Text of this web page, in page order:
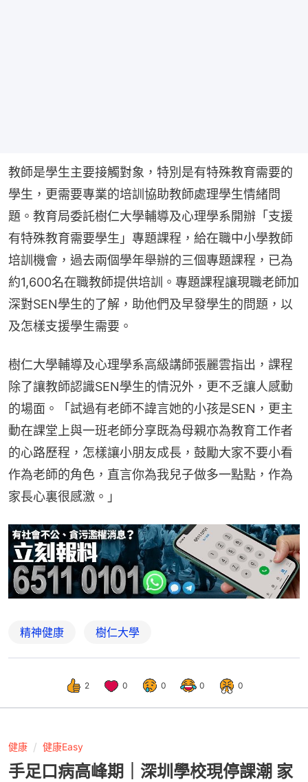
教師是學生主要接觸對象，特別是有特殊教育需要的
學生，更需要專業的培訓協助教師處理學生情緒問
題。教育局委託樹仁大學輔導及心理學系開辦「支援
有特殊教育需要學生」專題課程，給在職中小學教師
培訓機會，過去兩個學年舉辦的三個專題課程，已為
約1,600名在職教師提供培訓。專題課程讓現職老師加
深對SEN學生的了解，助他們及早發學生的問題，以
及怎樣支援學生需要。
樹仁大學輔導及心理學系高級講師張麗雲指出，課程
除了讓教師認識SEN學生的情況外，更不乏讓人感動
的場面。「試過有老師不諱言她的小孩是SEN，更主
動在課堂上與一班老師分享既為母親亦為教育工作者
的心路歷程，怎樣讓小朋友成長，鼓勵大家不要小看
作為老師的角色，直言你為我兒子做多一點點，作為
家長心裏很感激。」
精神健康 樹仁大學
2 0 0 0 0
健康 健康Easy
手足口病高峰期｜深圳學校現停課潮 家